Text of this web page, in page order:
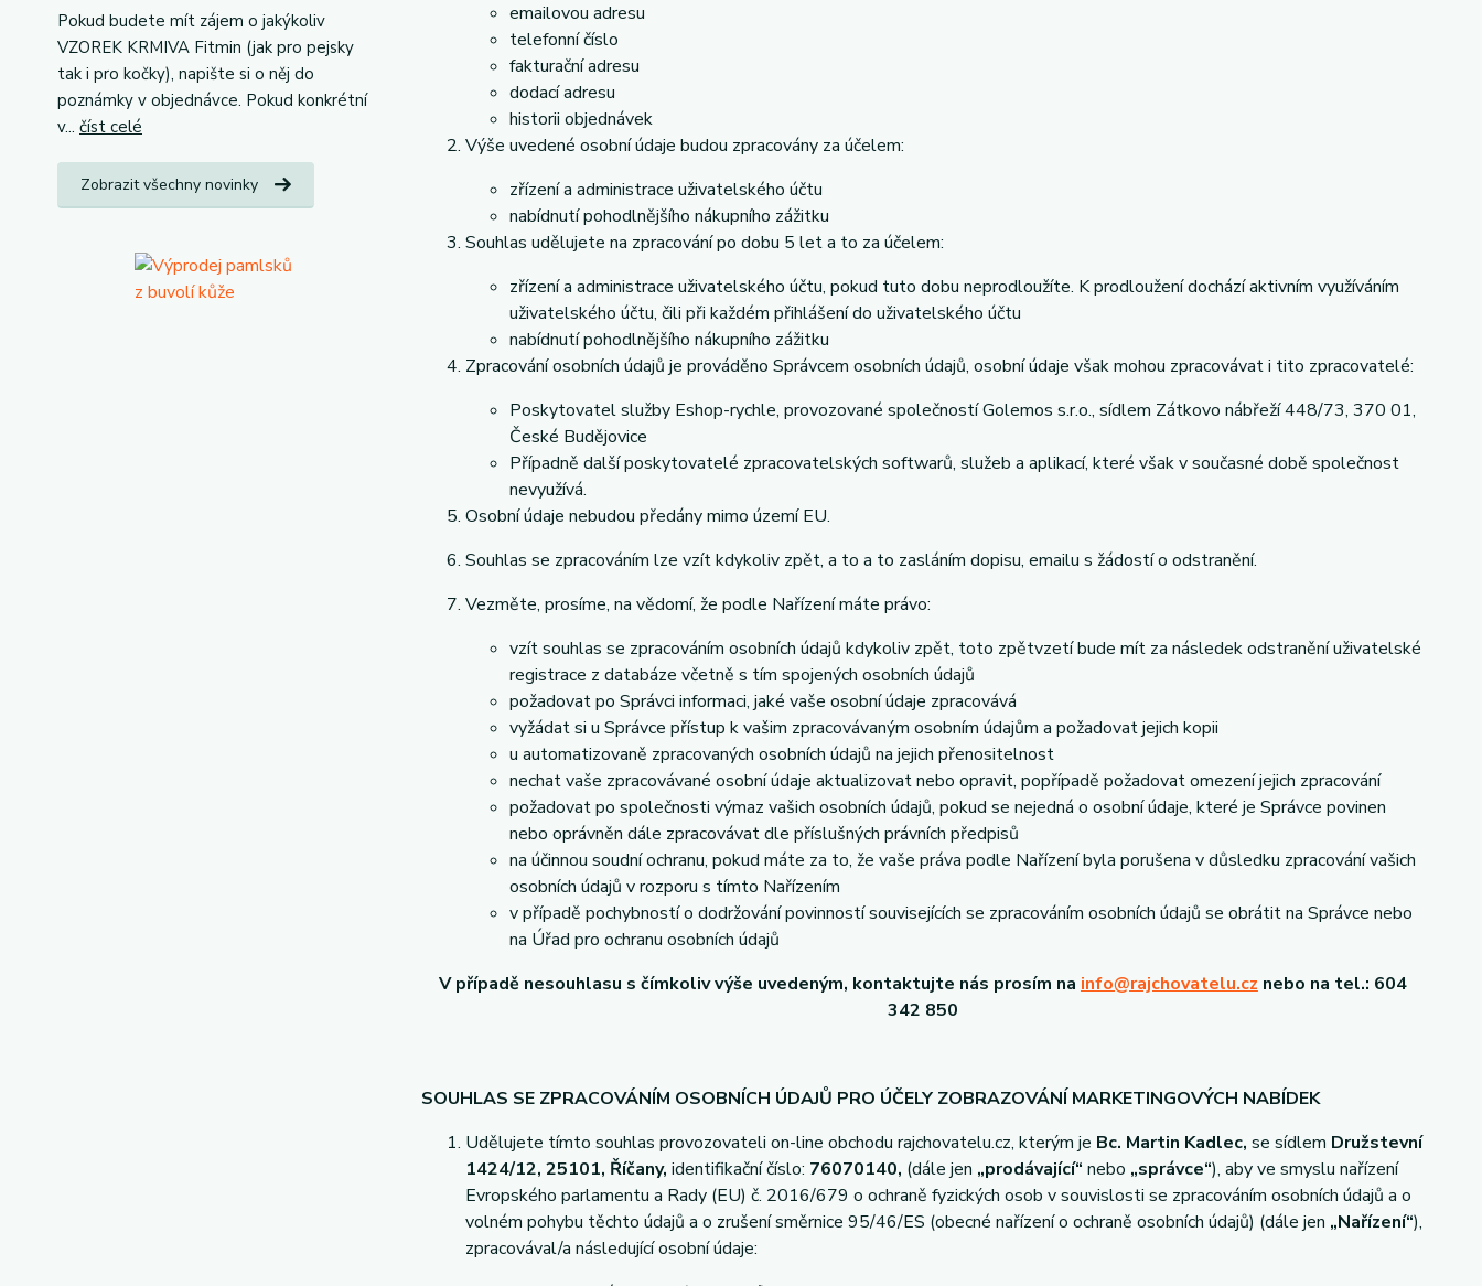
Pokud budete mít zájem o jakýkoliv
VZOREK KRMIVA Fitmin (jak pro pejsky
tak i pro kočky), napište si o něj do
poznámky v objednávce. Pokud konkrétní
v... číst celé
Zobrazit všechny novinky
emailovou adresu
telefonní číslo
fakturační adresu
dodací adresu
historii objednávek
Výše uvedené osobní údaje budou zpracovány za účelem:
zřízení a administrace uživatelského účtu
nabídnutí pohodlnějšího nákupního zážitku
Souhlas udělujete na zpracování po dobu 5 let a to za účelem:
zřízení a administrace uživatelského účtu, pokud tuto dobu neprodloužíte. K prodloužení dochází aktivním využíváním
uživatelského účtu, čili při každém přihlášení do uživatelského účtu
nabídnutí pohodlnějšího nákupního zážitku
Zpracování osobních údajů je prováděno Správcem osobních údajů, osobní údaje však mohou zpracovávat i tito zpracovatelé:
Poskytovatel služby Eshop-rychle, provozované společností Golemos s.r.o., sídlem Zátkovo nábřeží 448/73, 370 01,
České Budějovice
Případně další poskytovatelé zpracovatelských softwarů, služeb a aplikací, které však v současné době společnost
nevyužívá.
Osobní údaje nebudou předány mimo území EU.
Souhlas se zpracováním lze vzít kdykoliv zpět, a to a to zasláním dopisu, emailu s žádostí o odstranění.
Vezměte, prosíme, na vědomí, že podle Nařízení máte právo:
vzít souhlas se zpracováním osobních údajů kdykoliv zpět, toto zpětvzetí bude mít za následek odstranění uživatelské
registrace z databáze včetně s tím spojených osobních údajů
požadovat po Správci informaci, jaké vaše osobní údaje zpracovává
vyžádat si u Správce přístup k vašim zpracovávaným osobním údajům a požadovat jejich kopii
u automatizovaně zpracovaných osobních údajů na jejich přenositelnost
nechat vaše zpracovávané osobní údaje aktualizovat nebo opravit, popřípadě požadovat omezení jejich zpracování
požadovat po společnosti výmaz vašich osobních údajů, pokud se nejedná o osobní údaje, které je Správce povinen
nebo oprávněn dále zpracovávat dle příslušných právních předpisů
na účinnou soudní ochranu, pokud máte za to, že vaše práva podle Nařízení byla porušena v důsledku zpracování vašich
osobních údajů v rozporu s tímto Nařízením
v případě pochybností o dodržování povinností souvisejících se zpracováním osobních údajů se obrátit na Správce nebo
na Úřad pro ochranu osobních údajů
V případě nesouhlasu s čímkoliv výše uvedeným, kontaktujte nás prosím na info@rajchovatelu.cz nebo na tel.: 604
342 850
SOUHLAS SE ZPRACOVÁNÍM OSOBNÍCH ÚDAJŮ PRO ÚČELY ZOBRAZOVÁNÍ MARKETINGOVÝCH NABÍDEK
Udělujete tímto souhlas provozovateli on-line obchodu rajchovatelu.cz, kterým je Bc. Martin Kadlec, se sídlem Družstevní
1424/12, 25101, Říčany, identifikační číslo: 76070140, (dále jen „prodávající“ nebo „správce“), aby ve smyslu nařízení
Evropského parlamentu a Rady (EU) č. 2016/679 o ochraně fyzických osob v souvislosti se zpracováním osobních údajů a o
volném pohybu těchto údajů a o zrušení směrnice 95/46/ES (obecné nařízení o ochraně osobních údajů) (dále jen „Nařízení“),
zpracovával/a následující osobní údaje: